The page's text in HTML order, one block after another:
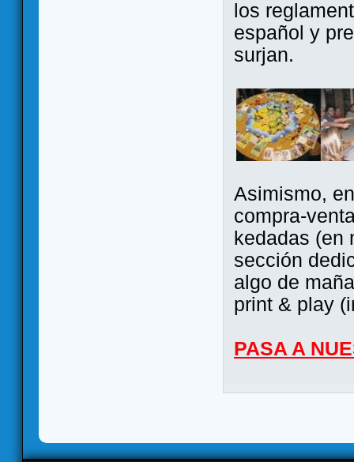
los
español y
surjan.
Asimismo,
compra-
kedadas (en
sección
algo de
print & play
PASA A